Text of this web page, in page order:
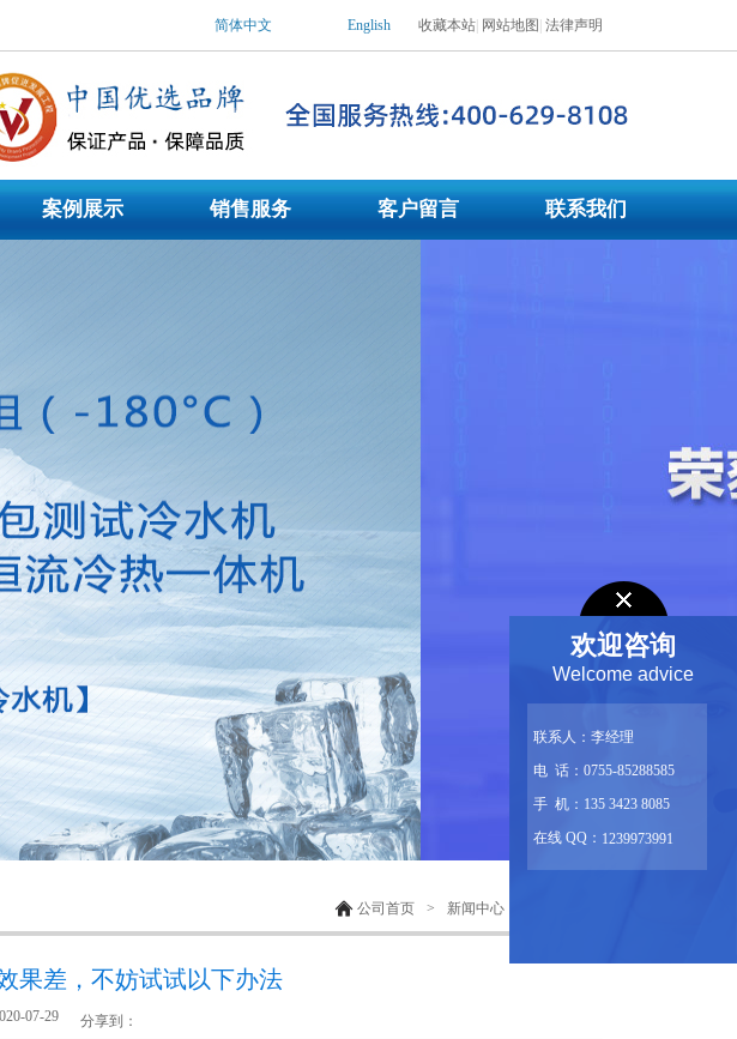
型定制。
简体中文 English 收藏本站 网站地图 法律声明
案例展示 销售服务 客户留言 联系我们
公司首页 > 新闻中心
果差，不妨试试以下办法
07-29 分享到：
欢迎咨询
Welcome advice
联系人：李经理
电 话：0755-85288585
手 机：135 3423 8085
在线 QQ： 1239973991